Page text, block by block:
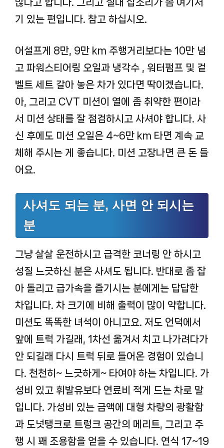
많다고 합니다. 그리고 실내 잡소리가 좀 여기저
기 있는 편입니다. 참고 하십시오.
어설프게 8만, 9만 km 주행거리보다는 10만 넘
고 파워스티어링 오일과 냉각수 , 워터펌프 및 겉
벨트 세트 갈아 놓은 차가 있다면 딱이겠습니다.
아, 그리고 CVT 미션이 열에 좀 취약한 편이라
서 미션 상태를 잘 점검하시고 사셔야 합니다. 사
신 후에도 미션 오일은 4~6만 km 타면 계속 교
체해 주시는 게 좋습니다. 미션 고장나면 큰 돈 들
어요.
사셔도 되는 분, 사면 안 되시는
분
그냥 살살 운전하시고 급격한 코너링 안 하시고
성질 느긋하신 분은 사셔도 됩니다. 반대로 좀 잡
아 돌리고 급가속을 즐기시는 분에게는 답답한
차입니다. 차 크기에 비해 출력이 많이 약합니다.
미션도 똑똑한 녀석이 아니고요. 저도 언덕에서
앞에 트럭 가길래, 1차선 옮겨서 치고 나가려다가
안 되길래 다시 트럭 뒤로 들어온 경험이 있습니
다. 천천히~ 느긋하게~ 타여야 하는 차입니다. 가
성비 있고 휘발유보다 연료비 적게 드는 차로 말
입니다. 가성비 있는 금액에 대형 차량의 광활함
과 도넛탱크로 트렁크 공간의 메리트, 그리고 주
행 시 꽤 조용함을 얻을 수 있습니다. 연식 17~19